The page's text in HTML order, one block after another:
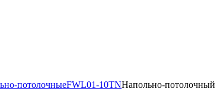
потолочныеFWL01-10TNНапольно-